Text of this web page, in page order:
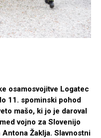
osamosvojitve Logatec
11. spominski pohod
mašo, ki jo je daroval
vojno za Slovenijo
Žaklja. Slavnostni